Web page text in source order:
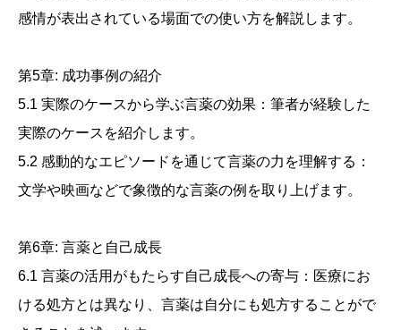
感情が表出されている場面での使い方を解説します。
第5章: 成功事例の紹介
5.1 実際のケースから学ぶ言薬の効果：筆者が経験した
実際のケースを紹介します。
5.2 感動的なエピソードを通じて言薬の力を理解する：
文学や映画などで象徴的な言薬の例を取り上げます。
第6章: 言薬と自己成長
6.1 言薬の活用がもたらす自己成長への寄与：医療にお
ける処方とは異なり、言薬は自分にも処方することがで